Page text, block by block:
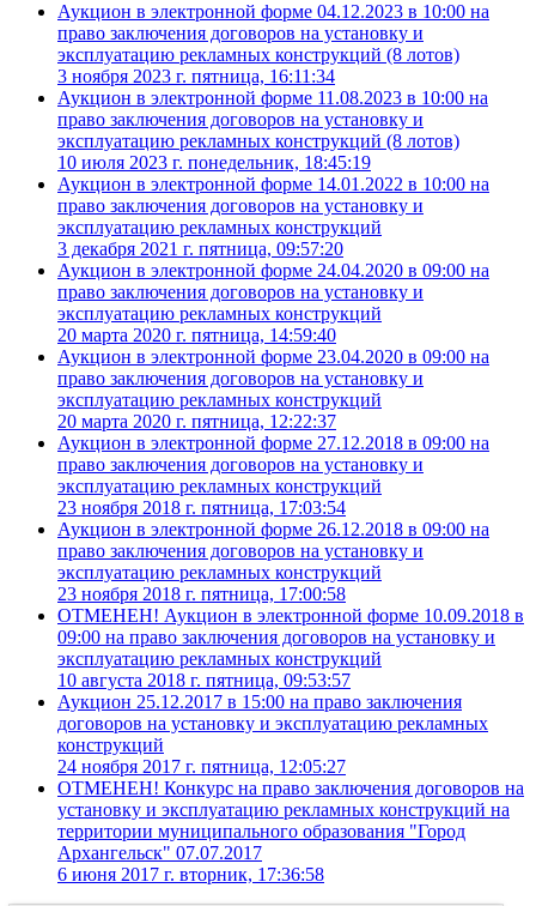
Аукцион в электронной форме 04.12.2023 в 10:00 на
право заключения договоров на установку и
эксплуатацию рекламных конструкций (8 лотов)
3 ноября 2023 г. пятница, 16:11:34
Аукцион в электронной форме 11.08.2023 в 10:00 на
право заключения договоров на установку и
эксплуатацию рекламных конструкций (8 лотов)
10 июля 2023 г. понедельник, 18:45:19
Аукцион в электронной форме 14.01.2022 в 10:00 на
право заключения договоров на установку и
эксплуатацию рекламных конструкций
3 декабря 2021 г. пятница, 09:57:20
Аукцион в электронной форме 24.04.2020 в 09:00 на
право заключения договоров на установку и
эксплуатацию рекламных конструкций
20 марта 2020 г. пятница, 14:59:40
Аукцион в электронной форме 23.04.2020 в 09:00 на
право заключения договоров на установку и
эксплуатацию рекламных конструкций
20 марта 2020 г. пятница, 12:22:37
Аукцион в электронной форме 27.12.2018 в 09:00 на
право заключения договоров на установку и
эксплуатацию рекламных конструкций
23 ноября 2018 г. пятница, 17:03:54
Аукцион в электронной форме 26.12.2018 в 09:00 на
право заключения договоров на установку и
эксплуатацию рекламных конструкций
23 ноября 2018 г. пятница, 17:00:58
ОТМЕНЕН! Аукцион в электронной форме 10.09.2018 в
09:00 на право заключения договоров на установку и
эксплуатацию рекламных конструкций
10 августа 2018 г. пятница, 09:53:57
Аукцион 25.12.2017 в 15:00 на право заключения
договоров на установку и эксплуатацию рекламных
конструкций
24 ноября 2017 г. пятница, 12:05:27
ОТМЕНЕН! Конкурс на право заключения договоров на
установку и эксплуатацию рекламных конструкций на
территории муниципального образования "Город
Архангельск" 07.07.2017
6 июня 2017 г. вторник, 17:36:58